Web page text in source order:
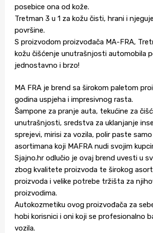
posebice ona od kože.
Tretman 3 u 1 za kožu čisti, hrani i
površine.
S proizvodom proizvođača MA-FRA,
kožu čišćenje unutrašnjosti automobila
jednostavno i brzo!
MA FRA je brend sa širokom paletom
godina uspjeha i impresivnog rasta.
Šampone za pranje auta, tekućine za
unutrašnjosti, sredstva za uklanjanje
sprejevi, mirisi za vozila, polir paste
asortimana koji MAFRA nudi svojim
Sjajno.hr odlučio je ovaj brend uvesti u
zbog kvalitete proizvoda te širokog
proizvoda i velike potrebe tržišta za
proizvodima.
Autokozmetiku ovog proizvođača za
hobi korisnici i oni koji se profesionalno
vozila.